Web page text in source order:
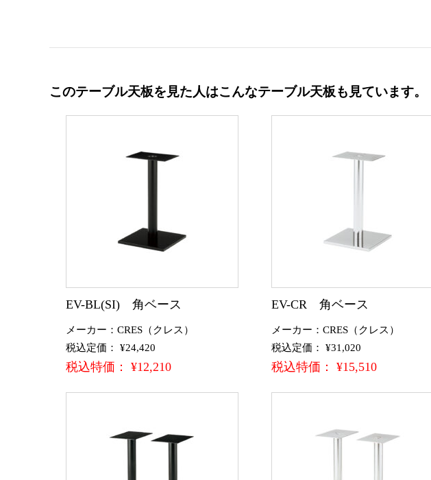
このテーブル天板を見た人はこんなテーブル天板も見ています。
EV-BL(SI) 角ベース
メーカー：CRES（クレス）
税込定価： ¥24,420
税込特価： ¥12,210
EV-CR 角ベース
メーカー：CRES（クレス）
税込定価： ¥31,020
税込特価： ¥15,510